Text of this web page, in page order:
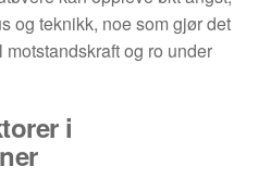
og teknikk, noe som gjør det
og ro under
i